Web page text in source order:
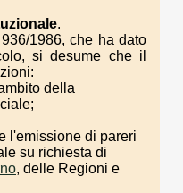
.
1986, che ha dato
si desume che il
della
l'emissione di pareri
su richiesta di
, delle Regioni e